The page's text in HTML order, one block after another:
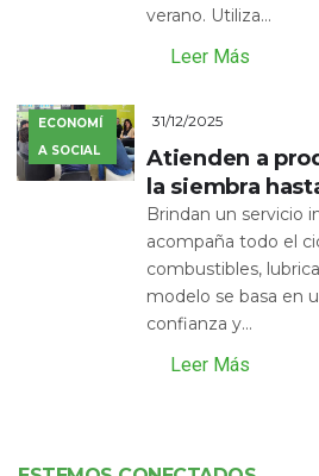
verano. Utiliza...
Leer Más
ECONOMÍ
A SOCIAL
31/12/2025
Atienden a
la siembra
Brindan un servicio
acompaña todo el
combustibles,
modelo se basa en
confianza y...
Leer Más